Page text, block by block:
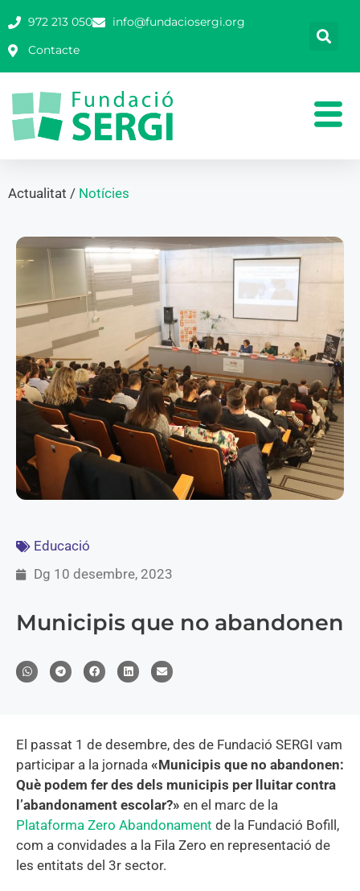
972 213 050
info@fundaciosergi.org
Contacte
Actualitat / Notícies
Educació
Dg 10 desembre, 2023
Municipis que no abandonen
El passat 1 de desembre, des de Fundació SERGI vam
participar a la jornada «Municipis que no abandonen:
Què podem fer des dels municipis per lluitar contra
l’abandonament escolar?» en el marc de la
Plataforma Zero Abandonament de la Fundació Bofill,
com a convidades a la Fila Zero en representació de
les entitats del 3r sector.